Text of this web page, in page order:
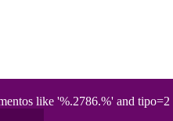
like '%.2786.%' and tipo=2